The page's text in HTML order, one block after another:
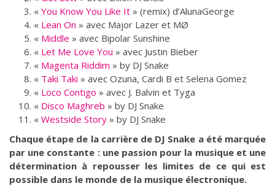
« You Know You Like It » (remix) d’AlunaGeorge
« Lean On » avec Major Lazer et MØ
« Middle » avec Bipolar Sunshine
« Let Me Love You » avec Justin Bieber
« Magenta Riddim » by DJ Snake
« Taki Taki » avec Ozuna, Cardi B et Selena Gomez
« Loco Contigo » avec J. Balvin et Tyga
« Disco Maghreb » by DJ Snake
« Westside Story » by DJ Snake
Chaque étape de la carrière de DJ Snake a été marquée
par une constante : une passion pour la musique et une
détermination à repousser les limites de ce qui est
possible dans le monde de la musique électronique.